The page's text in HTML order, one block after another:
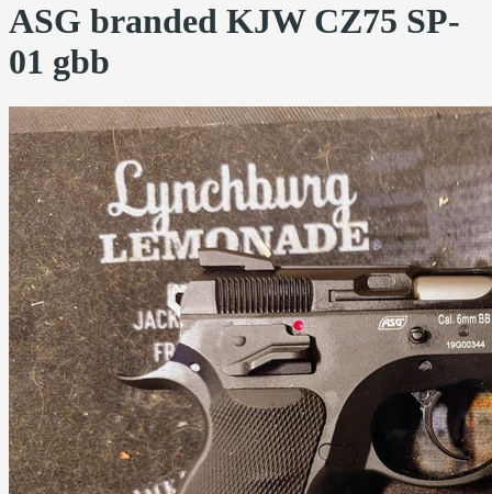
ASG branded KJW CZ75 SP-
01 gbb